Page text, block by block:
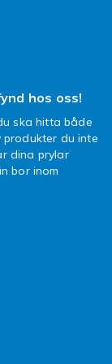
ditt
hjälper vi
pojkar och
är
här
både
på
vara
om ett
ett där
Låt
som du
hos oss!
ska hitta både
du inte
dina prylar
bor inom